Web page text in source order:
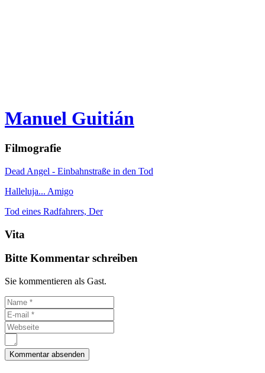
Manuel Guitián
Filmografie
Dead Angel - Einbahnstraße in den Tod
Halleluja... Amigo
Tod eines Radfahrers, Der
Vita
Bitte Kommentar schreiben
Sie kommentieren als Gast.